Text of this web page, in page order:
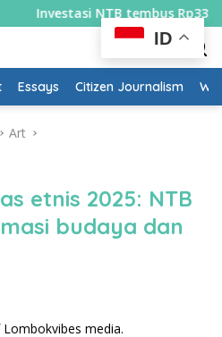
triliun, UMKM jadi penopang
Essays Citizen Journalism
Art
etnis 2025: NTB
budaya dan
ID